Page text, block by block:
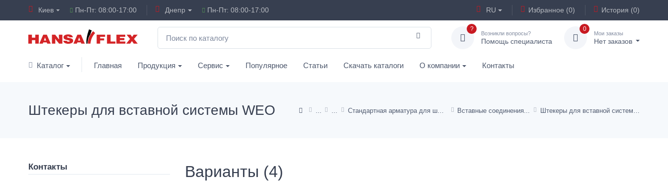
Киев Пн-Пт: 08:00-17:00 Днепр Пн-Пт: 08:00-17:00 RU Избранное (0) История (0)
?
Возникли вопросы?
Помощь специалиста
0
Мои заказы
Нет заказов
Каталог Главная Продукция Сервис Популярное Статьи Скачать каталоги О компании Контакты
Стандартная арматура для шлангов TE, KP, от HD 100 до HD 400 Вставные соединения Штекеры для вставной системы WEO
Штекеры для вставной системы WEO
Варианты (4)
Контакты